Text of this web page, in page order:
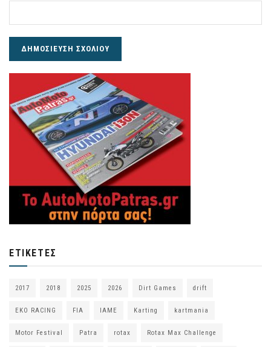
ΕΤΙΚΈΤΕΣ
2017 2018 2025 2026 Dirt Games drift
EKO RACING FIA IAME Karting kartmania
Motor Festival Patra rotax Rotax Max Challenge